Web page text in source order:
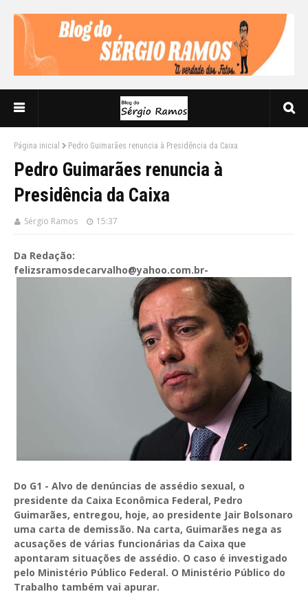
Página inicial Pedro Guimarães renuncia à Presidência da Caixa
Pedro Guimarães renuncia à
Presidência da Caixa
Sérgio Ramos 15:37
Da Redação:
felizsramosdecarvalho@yahoo.com.br-
Do G1 - Alvo de denúncias de assédio sexual, o
presidente da Caixa Econômica Federal, Pedro
Guimarães, entregou, hoje, ao presidente Jair Bolsonaro
uma carta de demissão. Na carta, Guimarães nega as
acusações de várias funcionárias da Caixa que
apontaram situações de assédio. O caso é investigado
pelo Ministério Público Federal. O Ministério Público do
Trabalho também vai apurar.